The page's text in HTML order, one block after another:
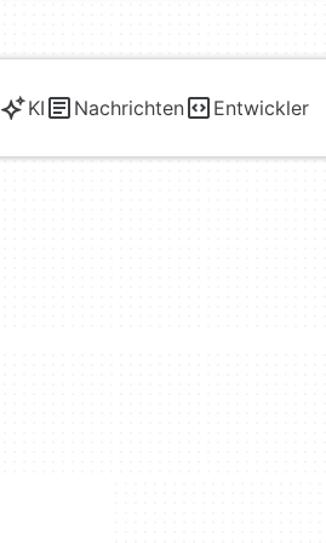
KI Nachrichten Entwickler